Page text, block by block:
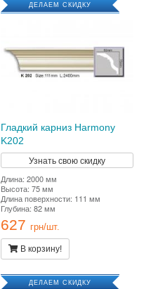
ДЕЛАЕМ СКИДКУ
Гладкий карниз Harmony
K202
Узнать свою скидку
Длина: 2000 мм
Высота: 75 мм
Длина поверхности: 111 мм
Глубина: 82 мм
627 грн/шт.
В корзину!
ДЕЛАЕМ СКИДКУ